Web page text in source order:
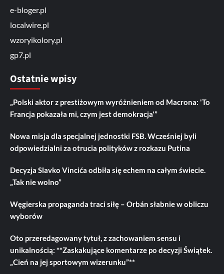
e-bloger.pl
localwire.pl
wzoryikolory.pl
gp7.pl
Ostatnie wpisy
„Polski aktor z prestiżowym wyróżnieniem od Macrona: 'To
Francja pokazała mi, czym jest demokracja'”
Nowa misja dla specjalnej jednostki FSB. Wcześniej byli
odpowiedzialni za otrucia polityków z rozkazu Putina
Decyzja Slavko Vincića odbiła się echem na całym świecie.
„Tak nie wolno”
Węgierska propaganda traci siłę – Orbán słabnie w obliczu
wyborów
Oto przeredagowany tytuł, z zachowaniem sensu i
unikalnością: **Zaskakujące komentarze po decyzji Świątek.
„Cień na jej sportowym wizerunku”**